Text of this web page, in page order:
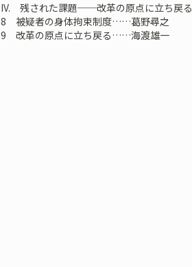
IV. 残された課題──改革の原点に立ち戻る
8 被疑者の身体拘束制度……葛野尋之
9 改革の原点に立ち戻る……海渡雄一